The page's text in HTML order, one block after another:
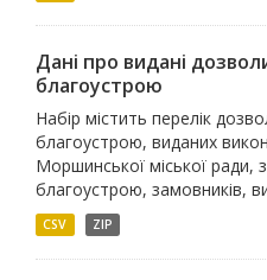
Дані про видані
благоустрою
Набір містить перелік
благоустрою, виданих
Моршинської міської ради,
благоустрою, замовників,
CSV ZIP